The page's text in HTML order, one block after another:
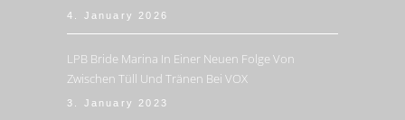
4. January 2026
LPB Bride Marina In Einer Neuen Folge Von
Zwischen Tüll Und Tränen Bei VOX
3. January 2023